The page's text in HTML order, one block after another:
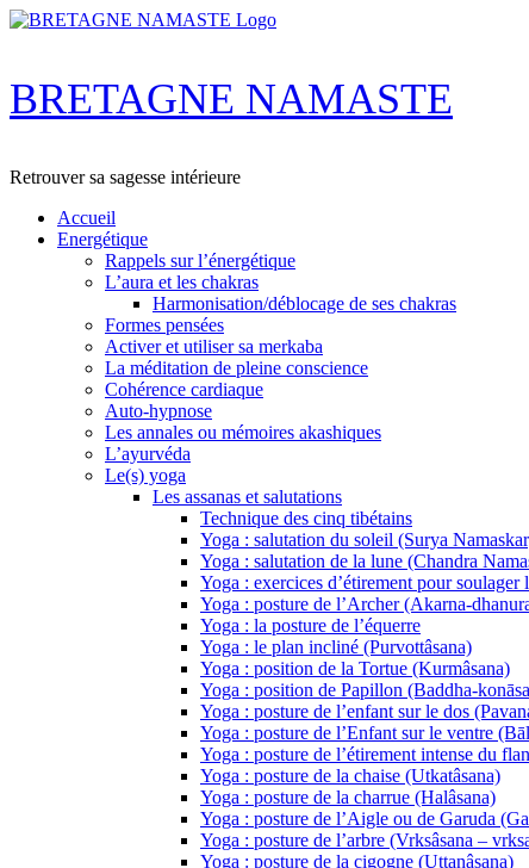
Skip
BRETAGNE NAMASTE
Retrouver sa sagesse intérieure
Accueil
Energétique
Rappels sur l’énergétique
L’aura et les chakras
Harmonisation/déblocage de ses chakras
Formes pensées
Activer et utiliser sa merkaba
La méditation de pleine conscience
Cohérence cardiaque
Auto-hypnose
Les annales ou mémoires akashiques
L’ayurvéda
Le(s) yoga
Les assanas et salutations
Technique des cinq tibétains
Yoga : salutation du soleil (Surya
Yoga : salutation de la lune (Chandra
Yoga : exercices d’étirement pour
Yoga : posture de l’Archer (Akarna-
Yoga : la posture de l’équerre
Yoga : le plan incliné (Purvottâsana)
Yoga : position de la Tortue (Kurmâsana)
Yoga : position de Papillon (Baddha-
Yoga : posture de l’enfant sur le dos
Yoga : posture de l’Enfant sur le ventre
Yoga : posture de l’étirement intense du
Yoga : posture de la chaise (Utkatâsana)
Yoga : posture de la charrue (Halâsana)
Yoga : posture de l’Aigle ou de Garuda
Yoga : posture de l’arbre (Vrksâsana –
Yoga : posture de la cigogne (Uttanâsana)